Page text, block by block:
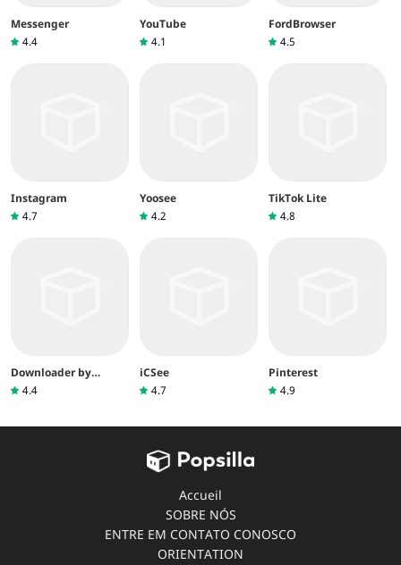
Messenger
4.4
YouTube
4.1
FordBrowser
4.5
Instagram
4.7
Yoosee
4.2
TikTok Lite
4.8
Downloader by
AFTVnews
4.4
iCSee
4.7
Pinterest
4.9
Accueil
SOBRE NÓS
ENTRE EM CONTATO CONOSCO
ORIENTATION